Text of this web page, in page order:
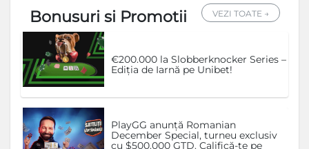
Bonusuri si Promotii VEZI TOATE →
€200.000 la Slobberknocker Series –
Ediția de Iarnă pe Unibet!
PlayGG anunță Romanian
December Special, turneu exclusiv
cu $500.000 GTD. Califică-te pe